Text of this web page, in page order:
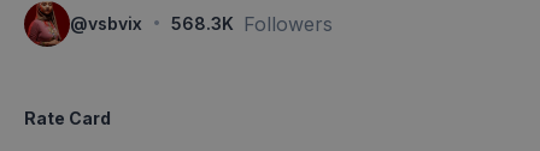
@vsbvix · 568.3K Followers
Rate Card